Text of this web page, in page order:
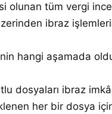
olunan tüm vergi
ibraz
hangi aşamada
dosyaları ibraz
her bir dosya